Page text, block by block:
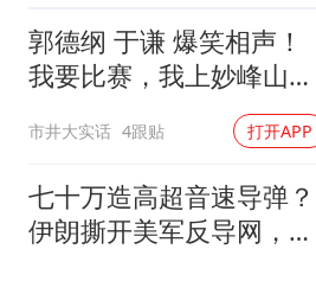
郭德纲 于谦 爆笑相声！
我要比赛，我上妙峰山干
嘛去？你去拜一拜冠军老
祖庙
市井大实话 4跟贴 打开APP
七十万造高超音速导弹？
伊朗撕开美军反导网，炸